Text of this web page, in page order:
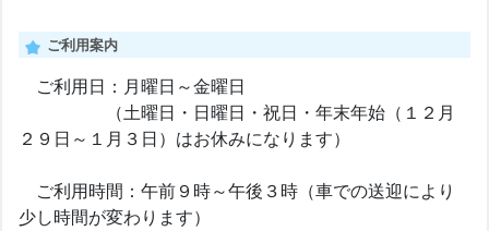
ご利用案内
ご利用日：月曜日～金曜日
（土曜日・日曜日・祝日・年末年始（１２月
２９日～１月３日）はお休みになります）
ご利用時間：午前９時～午後３時（車での送迎により
少し時間が変わります）